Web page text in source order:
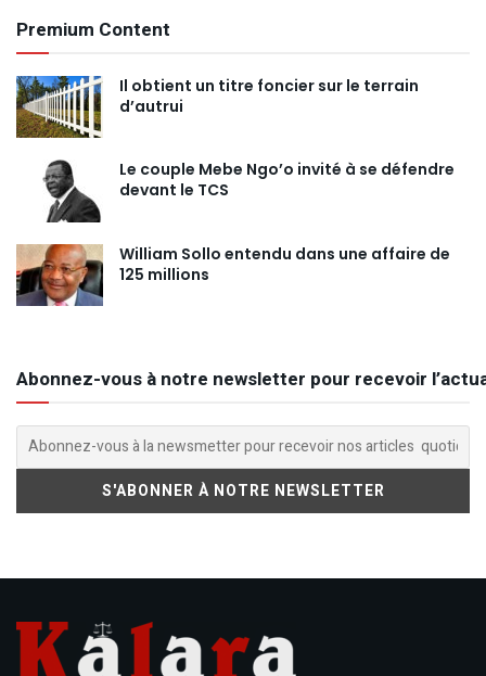
Premium Content
Il obtient un titre foncier sur le terrain
d’autrui
Le couple Mebe Ngo’o invité à se défendre
devant le TCS
William Sollo entendu dans une affaire de
125 millions
Abonnez-vous à notre newsletter pour recevoir